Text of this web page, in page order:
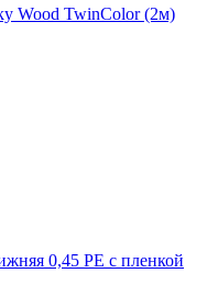
Wood TwinColor (2м)
0,45 PE с пленкой